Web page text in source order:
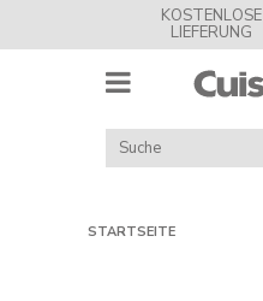
KOSTENLOSE
LIEFERUNG
MENU
UK
KATALOG
DURCHSUCHEN
STARTSEITE